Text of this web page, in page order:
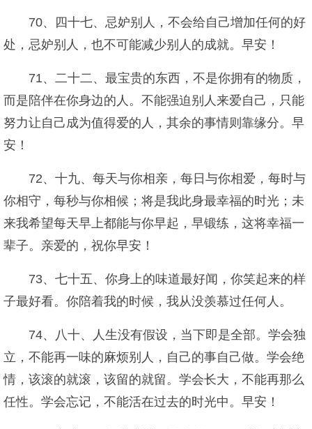
70、四十七、忌妒别人，不会给自己增加任何的好
处，忌妒别人，也不可能减少别人的成就。早安！
71、二十二、最宝贵的东西，不是你拥有的物质，
而是陪伴在你身边的人。不能强迫别人来爱自己，只能
努力让自己成为值得爱的人，其余的事情则靠缘分。早
安！
72、十九、每天与你相亲，每日与你相爱，每时与
你相守，每秒与你相候；将是我此身最幸福的时光；未
来我希望每天早上都能与你早起，早锻练，这将幸福一
辈子。亲爱的，祝你早安！
73、七十五、你身上的味道最好闻，你笑起来的样
子最好看。你陪着我的时候，我从没羡慕过任何人。
74、八十、人生没有假设，当下即是全部。学会独
立，不能再一味的麻烦别人，自己的事自己做。学会绝
情，该滚的就滚，该留的就留。学会长大，不能再那么
任性。学会忘记，不能活在过去的时光中。早安！